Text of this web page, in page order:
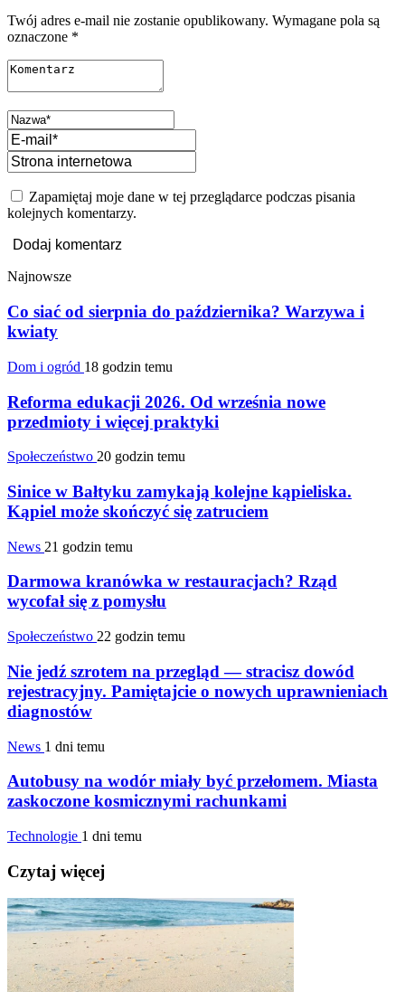
Twój adres e-mail nie zostanie opublikowany. Wymagane pola są
oznaczone *
Zapamiętaj moje dane w tej przeglądarce podczas pisania
kolejnych komentarzy.
Najnowsze
Co siać od sierpnia do października? Warzywa i
kwiaty
Dom i ogród 18 godzin temu
Reforma edukacji 2026. Od września nowe
przedmioty i więcej praktyki
Społeczeństwo 20 godzin temu
Sinice w Bałtyku zamykają kolejne kąpieliska.
Kąpiel może skończyć się zatruciem
News 21 godzin temu
Darmowa kranówka w restauracjach? Rząd
wycofał się z pomysłu
Społeczeństwo 22 godzin temu
Nie jedź szrotem na przegląd — stracisz dowód
rejestracyjny. Pamiętajcie o nowych uprawnieniach
diagnostów
News 1 dni temu
Autobusy na wodór miały być przełomem. Miasta
zaskoczone kosmicznymi rachunkami
Technologie 1 dni temu
Czytaj więcej